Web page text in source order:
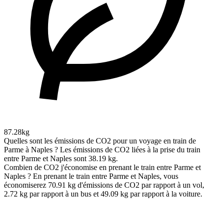
87.28kg
Quelles sont les émissions de CO2 pour un voyage en train de
Parme à Naples ? Les émissions de CO2 liées à la prise du train
entre Parme et Naples sont 38.19 kg.
Combien de CO2 j'économise en prenant le train entre Parme et
Naples ? En prenant le train entre Parme et Naples, vous
économiserez 70.91 kg d'émissions de CO2 par rapport à un vol,
2.72 kg par rapport à un bus et 49.09 kg par rapport à la voiture.